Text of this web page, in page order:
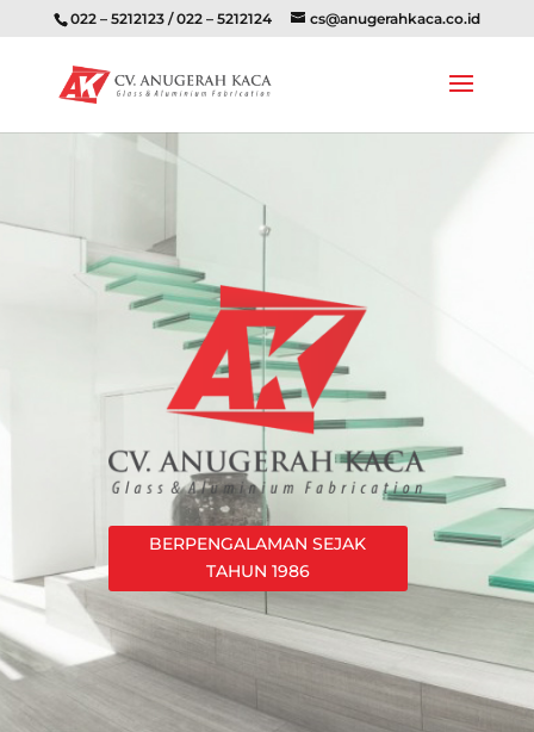
022 – 5212123 / 022 – 5212124 cs@anugerahkaca.co.id
BERPENGALAMAN SEJAK
TAHUN 1986